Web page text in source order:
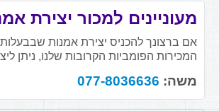
מעוניינים למכור יצירת
אם ברצונך להכניס יצירת אמנות
המכירות הפומביות הקרובות שלנו, ניתן
משה: 077-8036636